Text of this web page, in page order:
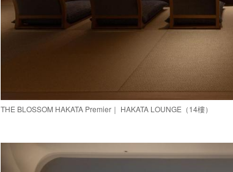
THE BLOSSOM HAKATA Premier｜ HAKATA LOUNGE（14樓）